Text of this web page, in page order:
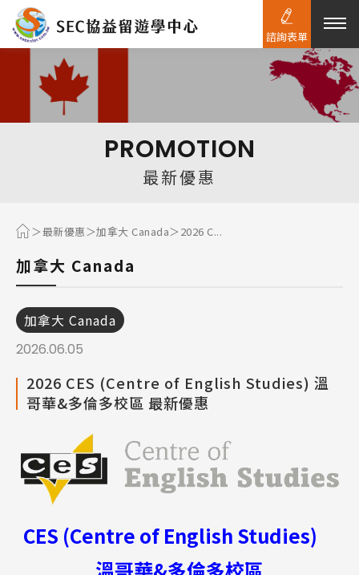
熱門搜尋：
PROMOTION
最新優惠
最新優惠 加拿大 Canada 2026 C...
加拿大 Canada
加拿大 Canada
2026.06.05
2026 CES (Centre of English Studies) 溫
哥華&多倫多校區 最新優惠
CES (Centre of English Studies)
諮詢表單